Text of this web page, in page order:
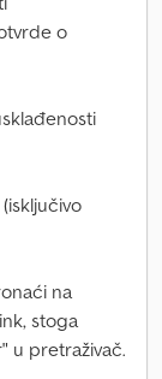
o
na
stoga
u pretraživač.